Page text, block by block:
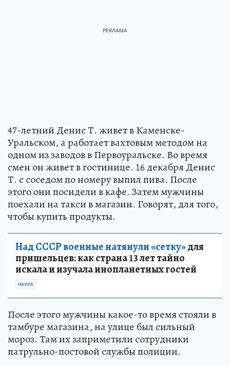
47-летний Денис Т. живет в Каменске-
Уральском, а работает вахтовым методом на
одном из заводов в Первоуральске. Во время
смен он живет в гостинице. 16 декабря Денис
Т. с соседом по номеру выпил пива. После
этого они посидели в кафе. Затем мужчины
поехали на такси в магазин. Говорят, для того,
чтобы купить продукты.
Над СССР военные натянули «сетку»для
пришельцев: как страна 13 лет тайно
искала и изучала инопланетных гостей
НАУКА
После этого мужчины какое-то время стояли в
тамбуре магазина, на улице был сильный
мороз. Там их заприметили сотрудники
патрульно-постовой службы полиции.